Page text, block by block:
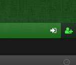
cri